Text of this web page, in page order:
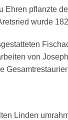
Ehren pflanzte
wurde
von
Linden